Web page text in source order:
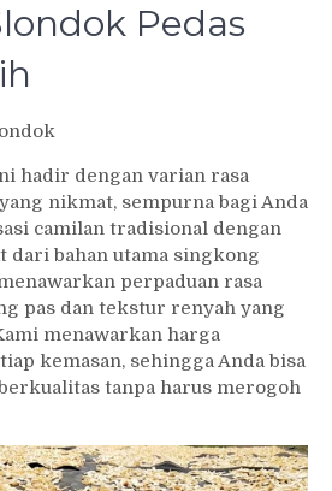
Pedas
hadir dengan varian rasa
nikmat, sempurna bagi Anda
camilan tradisional dengan
dari bahan utama singkong
perpaduan rasa
pas dan tekstur renyah yang
menawarkan harga
kemasan, sehingga Anda bisa
tanpa harus merogoh